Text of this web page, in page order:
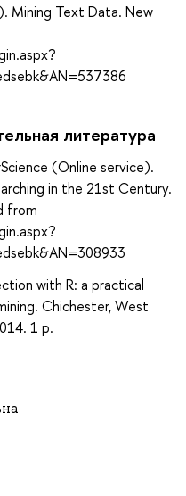
Mining Text Data. New
литература
(Online service).
in the 21st Century.
from
with R: a practical
Chichester, West
1 p.